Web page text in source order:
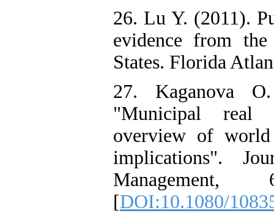
26. Lu Y. (2011).
evidence from
States. Florida
27. Kaganova
"Municipal real
overview of world
implications".
[DOI:10.1080/